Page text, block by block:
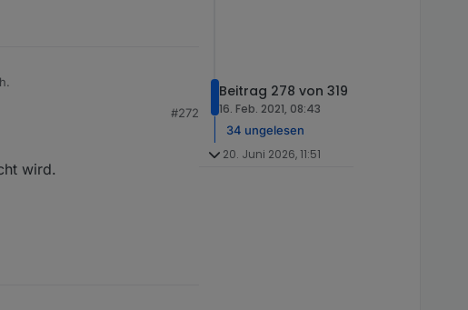
#272
wird.
Beitrag 278 von 319
16. Feb. 2021, 08:43
34 ungelesen
20. Juni 2026, 11:51